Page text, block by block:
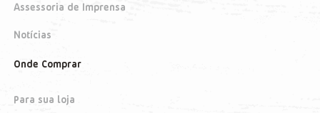
Assessoria de Imprensa
Notícias
Onde Comprar
Para sua loja